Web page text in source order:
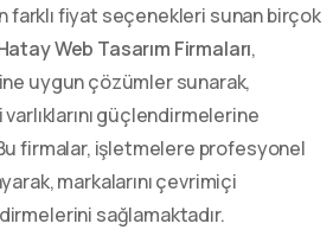
farklı fiyat seçenekleri sunan birçok
Web Tasarım Firmaları,
uygun çözümler sunarak,
güçlendirmelerine
firmalar, işletmelere profesyonel
markalarını çevrimiçi
sağlamaktadır.